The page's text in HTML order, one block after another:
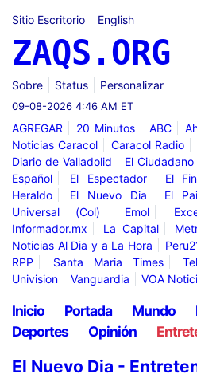
Sitio Escritorio English
ZAQS.ORG
Sobre Status Personalizar
09-08-2026 4:46 AM ET
AGREGAR 20 Minutos ABC
Noticias Caracol
Caracol Radio
Diario de Valladolid
El Ciudadano
Español
El Espectador El
Heraldo
El Nuevo Dia El
Universal (Col)
Emol
Informador.mx
La Capital
Noticias Al Dia y a La Hora
RPP
Santa Maria Times
Univision
Vanguardia VOA
Inicio Portada Mundo
Deportes
Opinión
El Nuevo Dia -